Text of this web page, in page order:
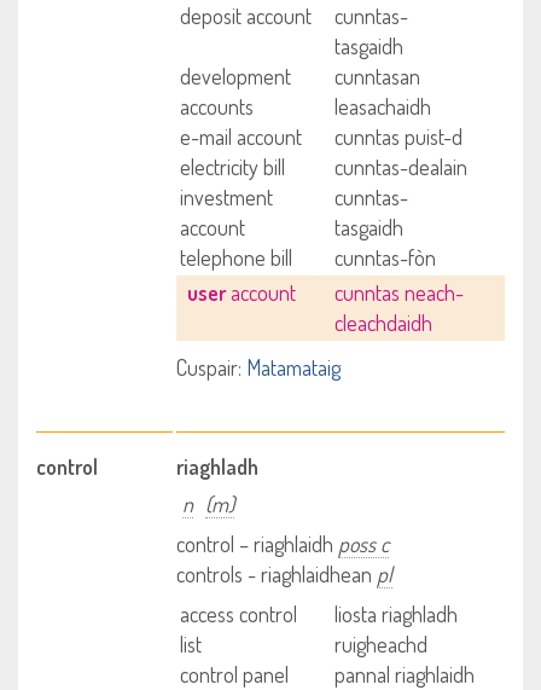
deposit account
cunntas-
tasgaidh
development
accounts
cunntasan
leasachaidh
e-mail account
cunntas puist-d
electricity bill
cunntas-dealain
investment
account
cunntas-
tasgaidh
telephone bill
cunntas-fòn
useraccount
cunntas neach-
cleachdaidh
Cuspair: Matamataig
control
riaghladh
n (m)
control – riaghlaidh poss c
controls - riaghlaidhean pl
access control
list
liosta riaghladh
ruigheachd
control panel
pannal riaghlaidh